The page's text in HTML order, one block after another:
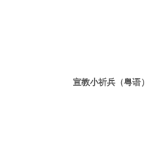
宣教小祈兵（粤语）